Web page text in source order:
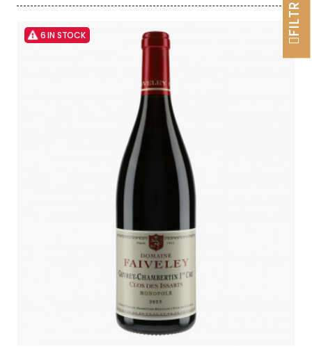
6 IN STOCK